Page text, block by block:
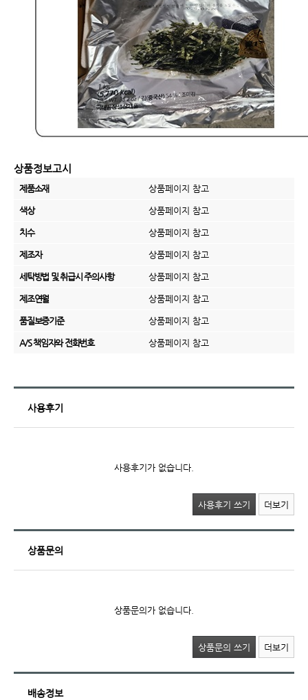
상품정보고시
제품소재 상품페이지 참고
색상 상품페이지 참고
치수 상품페이지 참고
제조자 상품페이지 참고
세탁방법 및 취급시 주의사항 상품페이지 참고
제조연월 상품페이지 참고
품질보증기준 상품페이지 참고
A/S 책임자와 전화번호 상품페이지 참고
사용후기
사용후기가 없습니다.
사용후기 쓰기 더보기
상품문의
상품문의가 없습니다.
상품문의 쓰기 더보기
배송정보